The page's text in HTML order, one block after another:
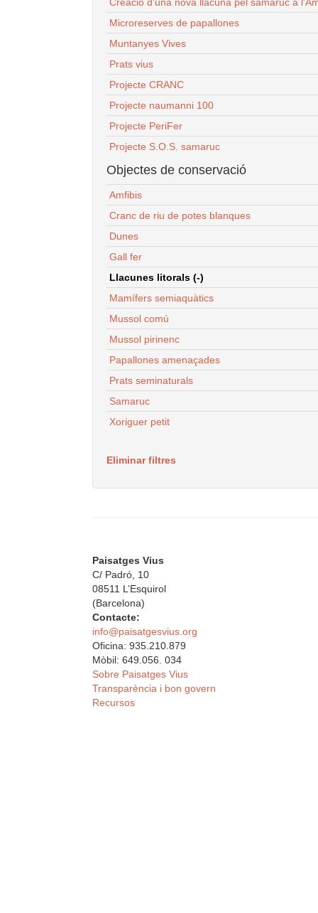
Microreserves de papallones
Muntanyes Vives
Prats vius
Projecte CRANC
Projecte naumanni 100
Projecte PeriFer
Projecte S.O.S. samaruc
Objectes de conservació
Amfibis
Cranc de riu de potes blanques
Dunes
Gall fer
Llacunes litorals (-)
Mamífers semiaquàtics
Mussol comú
Mussol pirinenc
Papallones amenaçades
Prats seminaturals
Samaruc
Xoriguer petit
Eliminar filtres
Paisatges Vius
C/ Padró, 10
08511 L’Esquirol
(Barcelona)
Contacte:
info@paisatgesvius.org
Oficina: 935.210.879
Mòbil: 649.056. 034
Sobre Paisatges Vius
Transparència i bon govern
Recursos